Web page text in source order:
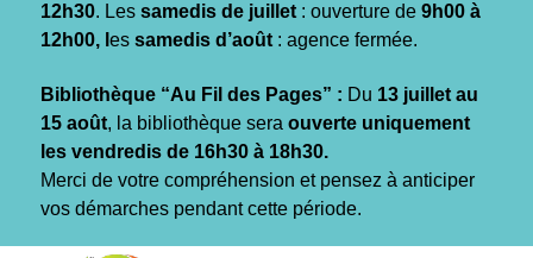
12h30. Les samedis de juillet : ouverture de 9h00 à
12h00, l es samedis d’août : agence fermée.
Bibliothèque “Au Fil des Pages” : Du 13 juillet au
15 août, la bibliothèque sera ouverte uniquement
les vendredis de 16h30 à 18h30.
Merci de votre compréhension et pensez à anticiper
vos démarches pendant cette période.